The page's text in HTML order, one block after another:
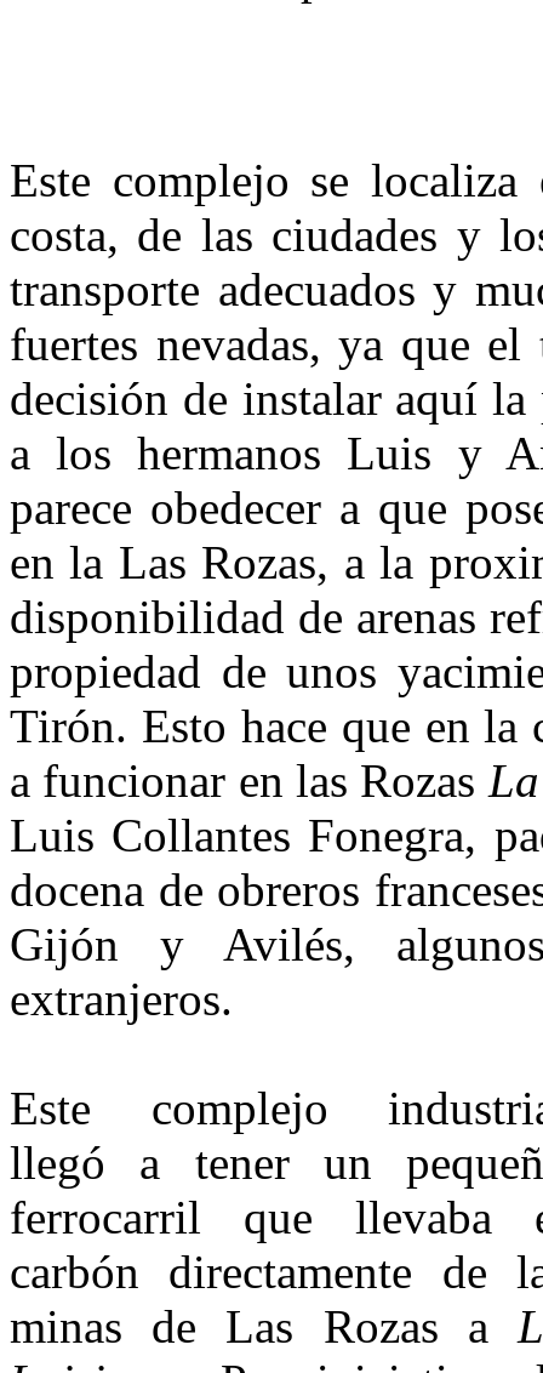
Este complejo se
costa, de las ciudades y
transporte adecuados y
fuertes nevadas, ya que
decisión de instalar aquí
a los hermanos Luis y
parece obedecer a que
en la Las Rozas, a la
disponibilidad de arenas
propiedad de unos
Tirón. Esto hace que en la
a funcionar en las Rozas
Luis Collantes Fonegra,
docena de obreros
Gijón y Avilés,
extranjeros.
Este complejo
llegó a tener un
ferrocarril que llevaba
carbón directamente de
minas de Las Rozas a